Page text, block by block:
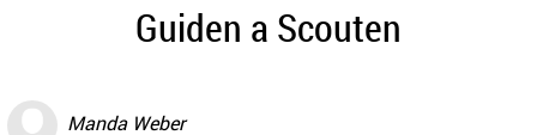
Guiden a Scouten
Manda Weber